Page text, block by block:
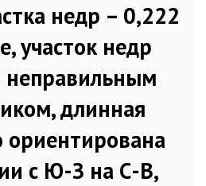
недр – 0,222
участок недр
неправильным
длинная
ориентирована
с Ю-З на С-В,